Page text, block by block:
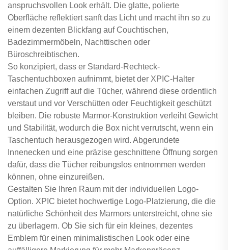
anspruchsvollen Look erhält. Die glatte, polierte
Oberfläche reflektiert sanft das Licht und macht ihn so zu
einem dezenten Blickfang auf Couchtischen,
Badezimmermöbeln, Nachttischen oder
Büroschreibtischen.
So konzipiert, dass er Standard-Rechteck-
Taschentuchboxen aufnimmt, bietet der XPIC-Halter
einfachen Zugriff auf die Tücher, während diese ordentlich
verstaut und vor Verschütten oder Feuchtigkeit geschützt
bleiben. Die robuste Marmor-Konstruktion verleiht Gewicht
und Stabilität, wodurch die Box nicht verrutscht, wenn ein
Taschentuch herausgezogen wird. Abgerundete
Innenecken und eine präzise geschnittene Öffnung sorgen
dafür, dass die Tücher reibungslos entnommen werden
können, ohne einzureißen.
Gestalten Sie Ihren Raum mit der individuellen Logo-
Option. XPIC bietet hochwertige Logo-Platzierung, die die
natürliche Schönheit des Marmors unterstreicht, ohne sie
zu überlagern. Ob Sie sich für ein kleines, dezentes
Emblem für einen minimalistischen Look oder eine